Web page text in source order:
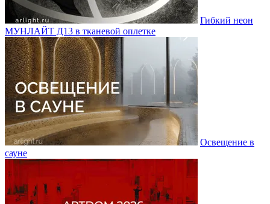
Гибкий неон
МУНЛАЙТ Д13 в тканевой оплетке
Освещение в
сауне